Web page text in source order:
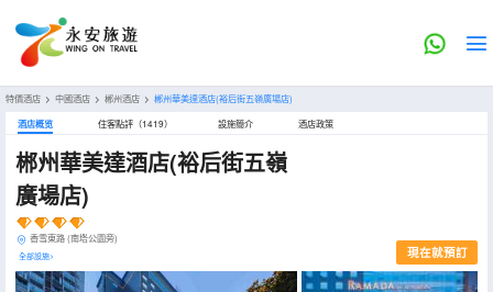
特價酒店 > 中國酒店 > 郴州酒店 > 郴州華美達酒店(裕后街五嶺廣場店)
酒店概览 住客點評（1419） 設施簡介 酒店政策
郴州華美達酒店(裕后街五嶺
廣場店)
香雪東路 (南塔公園旁)
全部設施> 現在就預訂